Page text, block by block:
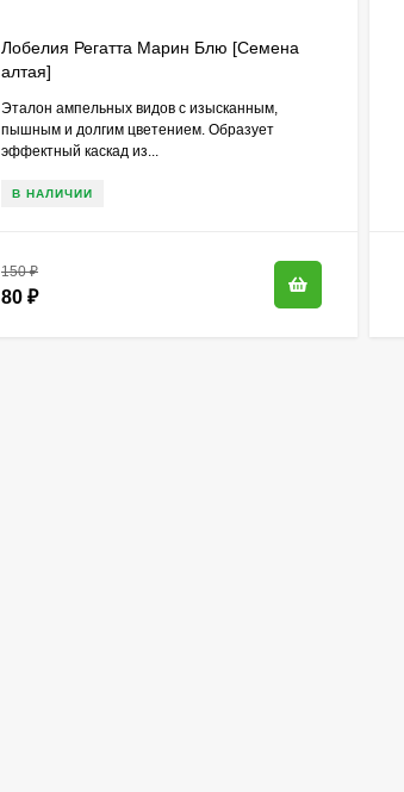
Лобелия Регатта Марин Блю [Семена
алтая]
Эталон ампельных видов с изысканным,
пышным и долгим цветением. Образует
эффектный каскад из...
В НАЛИЧИИ
150₽
80 ₽